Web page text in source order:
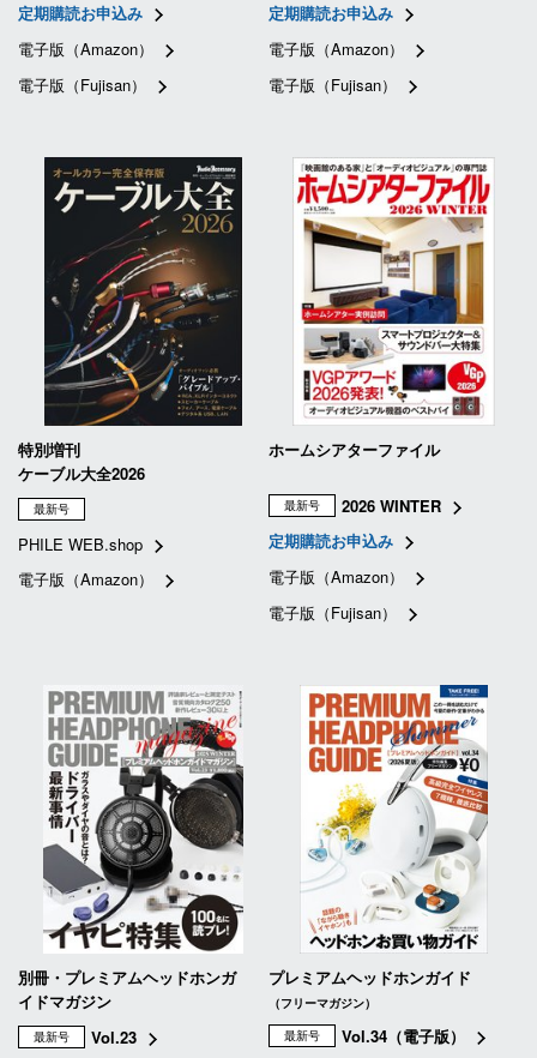
定期購読お申込み
電子版（Amazon）
電子版（Fujisan）
定期購読お申込み
電子版（Amazon）
電子版（Fujisan）
特別増刊
ケーブル大全2026
最新号
PHILE WEB.shop
電子版（Amazon）
ホームシアターファイル
最新号
2026 WINTER
定期購読お申込み
電子版（Amazon）
電子版（Fujisan）
別冊・プレミアムヘッドホンガ
イドマガジン
最新号
Vol.23
プレミアムヘッドホンガイド
（フリーマガジン）
最新号
Vol.34（電子版）